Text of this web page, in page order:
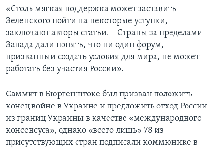
«Столь мягкая поддержка может заставить
Зеленского пойти на некоторые уступки,
заключают авторы статьи. – Страны за пределами
Запада дали понять, что ни один форум,
призванный cоздать условия для мира, не может
работать без участия России».
Саммит в Бюргенштоке был призван положить
конец войне в Украине и предложить отход России
из границ Украины в качестве «международного
консенсуса», однако «всего лишь» 78 из
присутствующих стран подписали коммюнике в